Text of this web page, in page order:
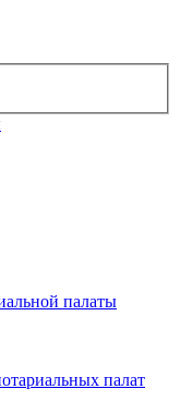
палаты
палат